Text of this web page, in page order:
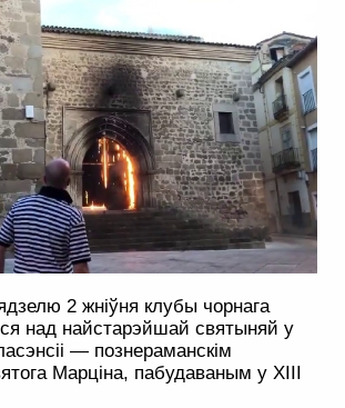
2 жніўня клубы чорнага
над найстарэйшай святыняй у
— познераманскім
Марціна, пабудаваным у ХІІІ